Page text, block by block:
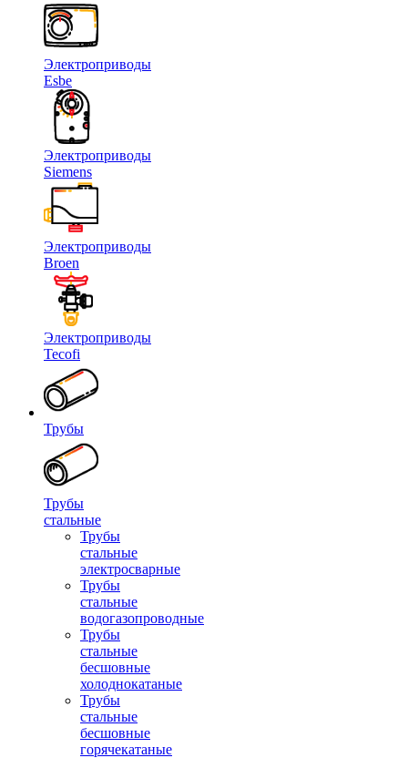
Электроприводы
Esbe
Электроприводы
Siemens
Электроприводы
Broen
Электроприводы
Tecofi
Трубы
Трубы
стальные
Трубы
стальные
электросварные
Трубы
стальные
водогазопроводные
Трубы
стальные
бесшовные
холоднокатаные
Трубы
стальные
бесшовные
горячекатаные